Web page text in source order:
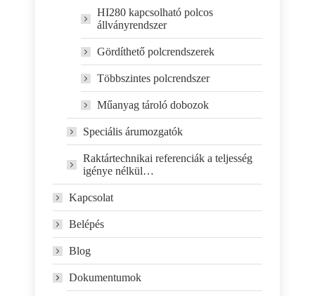
HI280 kapcsolható polcos
állványrendszer
Gördíthető polcrendszerek
Többszintes polcrendszer
Műanyag tároló dobozok
Speciális árumozgatók
Raktártechnikai referenciák a teljesség
igénye nélkül…
Kapcsolat
Belépés
Blog
Dokumentumok